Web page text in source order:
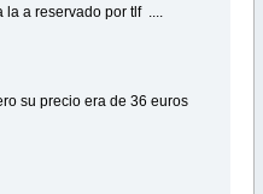
la a reservado por tlf ....
su precio era de 36 euros